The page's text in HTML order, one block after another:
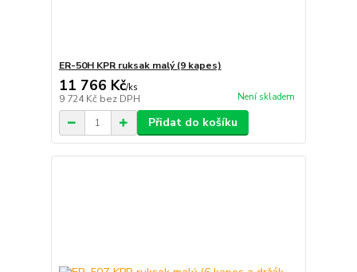
ER-50H KPR ruksak malý (9 kapes)
11 766 Kč/ks
9 724 Kč bez DPH Není skladem
Přidat do košíku